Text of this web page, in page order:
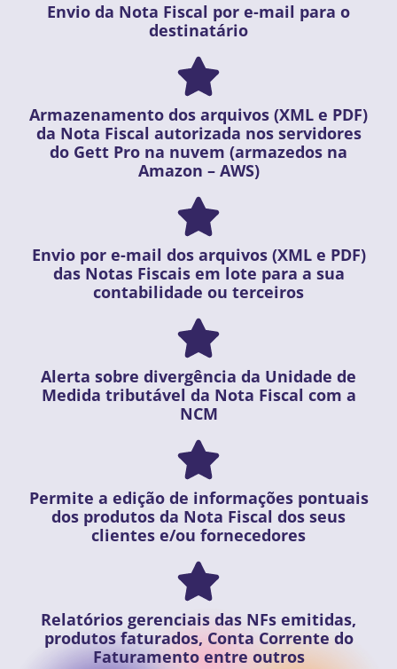
Envio da Nota Fiscal por e-mail para o
destinatário
Armazenamento dos arquivos (XML e PDF)
da Nota Fiscal autorizada nos servidores
do Gett Pro na nuvem (armazedos na
Amazon – AWS)
Envio por e-mail dos arquivos (XML e PDF)
das Notas Fiscais em lote para a sua
contabilidade ou terceiros
Alerta sobre divergência da Unidade de
Medida tributável da Nota Fiscal com a
NCM
Permite a edição de informações pontuais
dos produtos da Nota Fiscal dos seus
clientes e/ou fornecedores
Relatórios gerenciais das NFs emitidas,
produtos faturados, Conta Corrente do
Faturamento entre outros